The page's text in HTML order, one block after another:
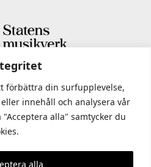
förbättra din surfupplevelse,
innehåll och analysera vår
alla" samtycker du
alla
INGÅR